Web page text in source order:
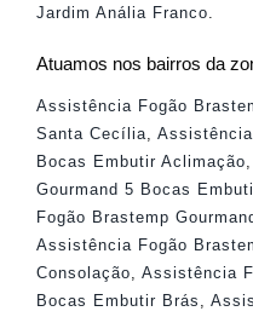
Jardim Anália Franco.
Atuamos nos bairros da
Assistência Fogão
Santa Cecília
Bocas Embutir Aclimação
Gourmand 5 Bocas
Fogão Brastemp
Assistência Fogão
Consolação
Assistência
Bocas Embutir Brás